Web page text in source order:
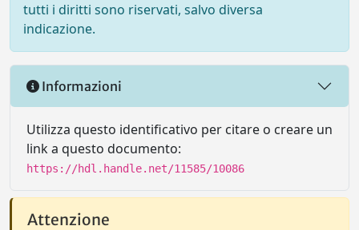
tutti i diritti sono riservati, salvo diversa
indicazione.
Informazioni
Utilizza questo identificativo per citare o creare un
link a questo documento:
https://hdl.handle.net/11585/10086
Attenzione